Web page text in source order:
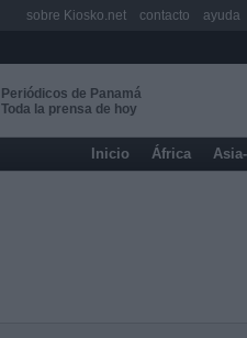
Periódicos de Panamá
Toda la prensa de hoy
Inicio África
sobre Kiosko.net contacto ayuda